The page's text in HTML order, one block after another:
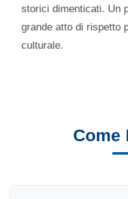
storici dimenticati. Un
grande atto di rispetto
culturale.
Come